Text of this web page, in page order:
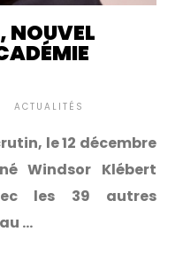
NOUVEL
ACTUALITÉS
le 12 décembre
Windsor Klébert
les 39 autres
…